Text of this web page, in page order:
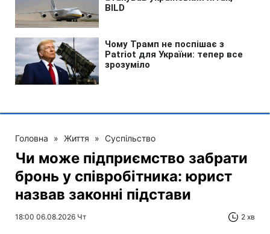
Головна » Життя » Суспільство
Чи може підприємство забрати
бронь у співробітника: юрист
назвав законні підстави
18:00 06.08.2026 Чт 2 хв